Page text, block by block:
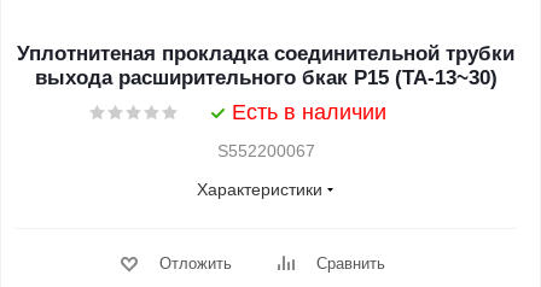
Уплотнитеная прокладка соединительной трубки
выхода расширительного бкак Р15 (TA-13~30)
Есть в наличии
S552200067
Характеристики
Отложить Сравнить